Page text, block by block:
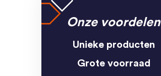
Onze voordelen
Unieke producten
Grote voorraad